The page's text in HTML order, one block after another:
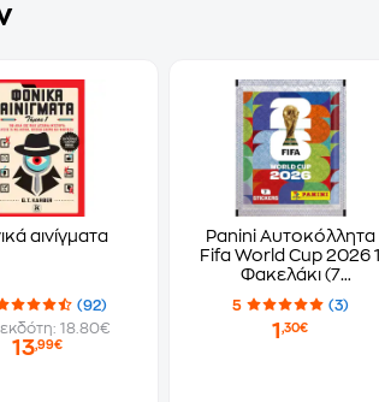
αινίγματα
(92)
18.80€
13,99€
Panini Αυτοκόλλητα
Fifa World Cup 2026 1
Φακελάκι (7
Αυτοκόλλητα)
5 (3)
1,30€